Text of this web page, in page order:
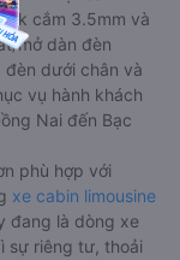
cắm 3.5mm và
mở dàn đèn
dưới chân và
vụ hành khách
Nai đến Bạc
phù hợp với
xe cabin limousine
đang là dòng xe
sự riêng tư, thoải